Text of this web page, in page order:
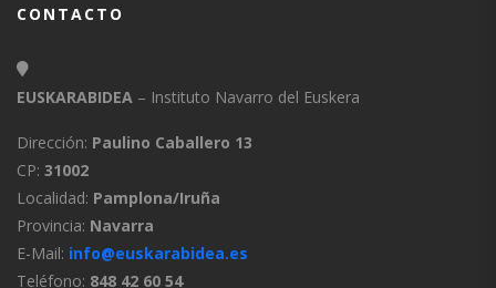
CONTACTO
EUSKARABIDEA – Instituto Navarro del Euskera
Dirección: Paulino Caballero 13
CP: 31002
Localidad: Pamplona/Iruña
Provincia: Navarra
E-Mail: info@euskarabidea.es
Teléfono: 848 42 60 54